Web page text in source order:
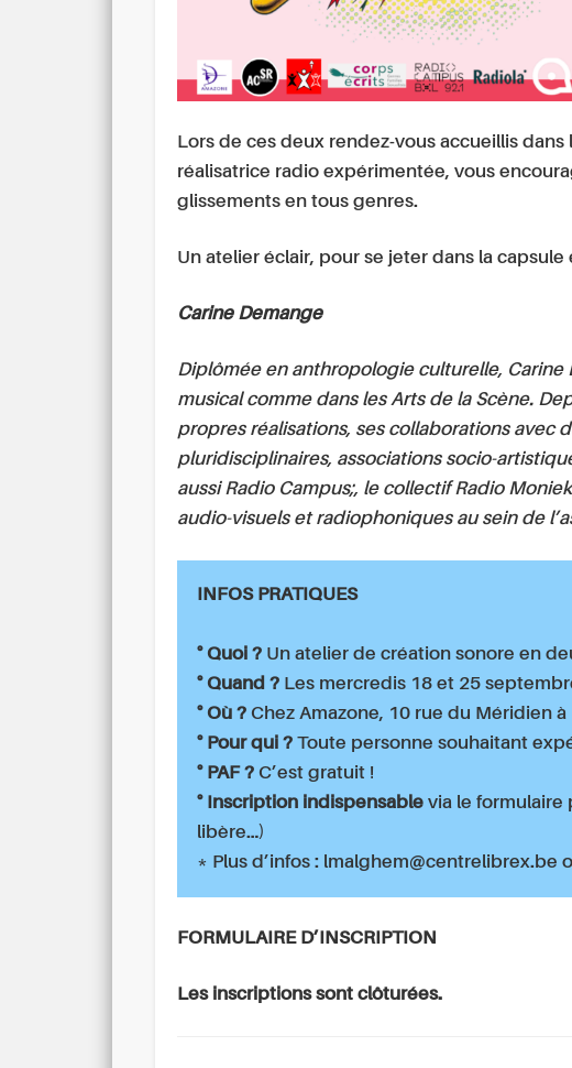
Lors de ces deux rendez-vous accueillis
réalisatrice radio expérimentée, vous
glissements en tous genres.
Un atelier éclair, pour se jeter dans la
Carine Demange
Diplômée en anthropologie culturelle,
musical comme dans les Arts de la Scène.
propres réalisations, ses collaborations avec
pluridisciplinaires, associations socio-
aussi Radio Campus;, le collectif Radio
audio-visuels et radiophoniques au sein de
INFOS PRATIQUES
° Quoi ? Un atelier de création sonore en
° Quand ?Les mercredis 18 et 25
° Où ? Chez Amazone, 10 rue du Méridien
° Pour qui ? Toute personne souhaitant
° PAF ?C’est gratuit !
° Inscription indispensablevia le formulaire
libère…)
* Plus d’infos : lmalghem@centrelibrex.be
FORMULAIRE D’INSCRIPTION
Les inscriptions sont clôturées.